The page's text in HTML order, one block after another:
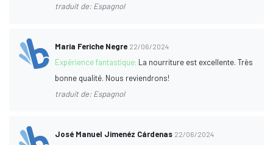
traduit de: Espagnol
Maria Feriche Negre 22/06/2024
Expérience fantastique: La nourriture est excellente. Très
bonne qualité. Nous reviendrons!
traduit de: Espagnol
José Manuel Jimenéz Cárdenas 22/06/2024